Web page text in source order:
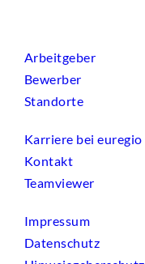
Arbeitgeber
Bewerber
Standorte
Karriere bei euregio
Kontakt
Teamviewer
Impressum
Datenschutz